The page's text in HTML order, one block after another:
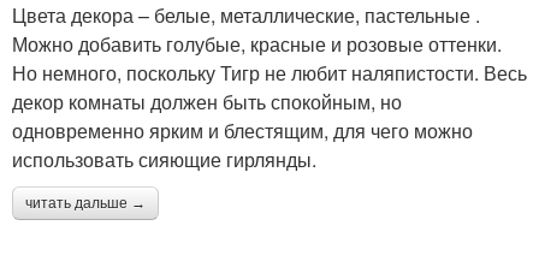
Цвета декора – белые, металлические, пастельные .
Можно добавить голубые, красные и розовые оттенки.
Но немного, поскольку Тигр не любит наляпистости. Весь
декор комнаты должен быть спокойным, но
одновременно ярким и блестящим, для чего можно
использовать сияющие гирлянды.
читать дальше →